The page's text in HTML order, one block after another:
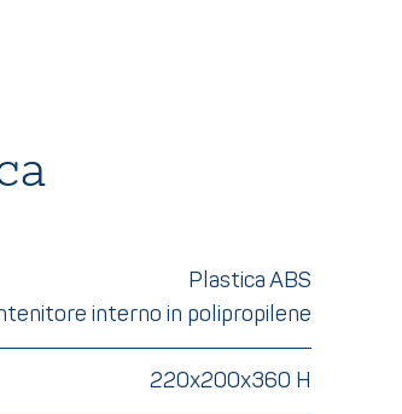
Plastica ABS
interno in polipropilene
220x200x360 H